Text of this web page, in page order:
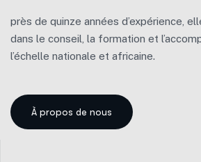
près de quinze années d’expérience,
dans le conseil, la formation et
l’échelle nationale et africaine.